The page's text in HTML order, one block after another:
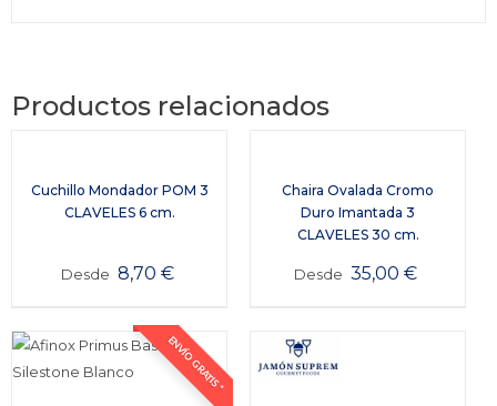
Productos relacionados
Cuchillo Mondador POM 3
CLAVELES 6 cm.
Desde 8,70 €
Chaira Ovalada Cromo
Duro Imantada 3
CLAVELES 30 cm.
Desde 35,00€
ENVÍO GRATIS *